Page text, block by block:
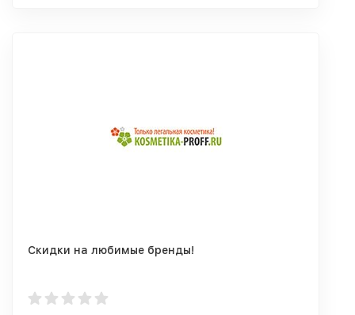
Скидки на любимые бренды!